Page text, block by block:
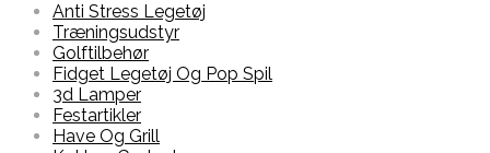
Anti Stress Legetøj
Træningsudstyr
Golftilbehør
Fidget Legetøj Og Pop Spil
3d Lamper
Festartikler
Have Og Grill